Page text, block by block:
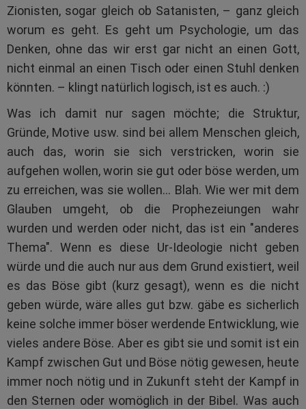
Zionisten, sogar gleich ob Satanisten, – ganz gleich
worum es geht. Es geht um Psychologie, um das
Denken, ohne das wir erst gar nicht an einen Gott,
nicht einmal an einen Tisch oder einen Stuhl denken
könnten. – klingt natürlich logisch, ist es auch. :)
Was ich damit nur sagen möchte; die Struktur,
Gründe, Motive usw. sind bei allem Menschen gleich,
auch das, worin sie sich verstricken, worin sie
aufgehen wollen, worin sie gut oder böse werden, um
zu erreichen, was sie wollen… Blah. Wie wer mit dem
Glauben umgeht, ob die Prophezeiungen wahr
wurden und werden oder nicht, das ist ein "anderes
Thema". Wenn es diese Ur-Ideologie nicht geben
würde und die auch nur aus dem Grund existiert, weil
es das Böse gibt (kurz gesagt), wenn es die nicht
geben würde, wäre alles gut bzw. gäbe es sicherlich
keine solche immer böser werdende Entwicklung, wie
vieles andere Böse. Aber es gibt sie und somit ist ein
Kampf zwischen Gut und Böse nötig gewesen, heute
immer noch nötig und in Zukunft steht der Kampf in
den Sternen oder womöglich in der Bibel. Was auch